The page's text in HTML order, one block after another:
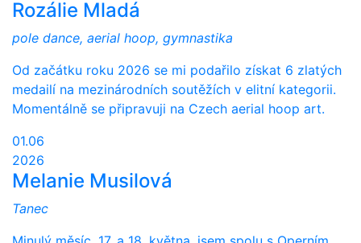
Rozálie Mladá
pole dance, aerial hoop, gymnastika
Od začátku roku 2026 se mi podařilo získat 6 zlatých
medailí na mezinárodních soutěžích v elitní kategorii.
Momentálně se připravuji na Czech aerial hoop art.
01.06
2026
Melanie Musilová
Tanec